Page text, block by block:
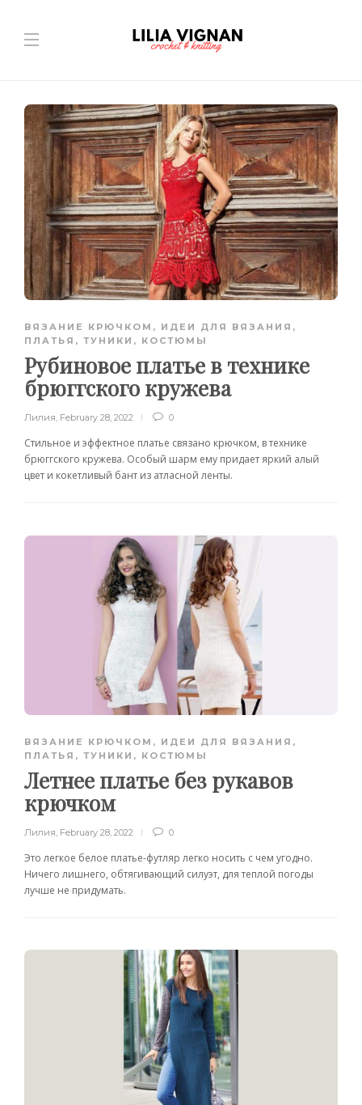
ВЯЗАНИЕ КРЮЧКОМ , ИДЕИ ДЛЯ ВЯЗАНИЯ ,
ПЛАТЬЯ, ТУНИКИ, КОСТЮМЫ
Рубиновое платье в технике
брюггского кружева
Лилия, February 28, 2022 0
Стильное и эффектное платье связано крючком, в технике
брюггского кружева. Особый шарм ему придает яркий алый
цвет и кокетливый бант из атласной ленты.
ВЯЗАНИЕ КРЮЧКОМ , ИДЕИ ДЛЯ ВЯЗАНИЯ ,
ПЛАТЬЯ, ТУНИКИ, КОСТЮМЫ
Летнее платье без рукавов
крючком
Лилия February 28, 2022 0
Это легкое белое платье-футляр легко носить с чем угодно.
Ничего лишнего, обтягивающий силуэт, для теплой погоды
лучше не придумать.